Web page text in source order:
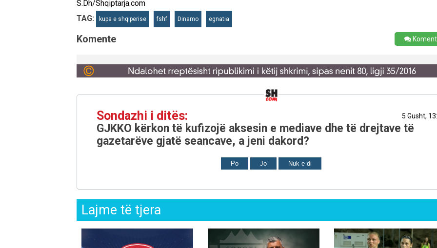
S.Dh/Shqiptarja.com
TAG:
kupa e shqiperise fshf Dinamo egnatia
Komente
Sondazhi i ditës: 5 Gusht,
GJKKO kërkon të kufizojë aksesin e mediave dhe të drejtave të
gazetarëve gjatë seancave, a jeni dakord?
Po Jo Nuk e di
Lajme të tjera